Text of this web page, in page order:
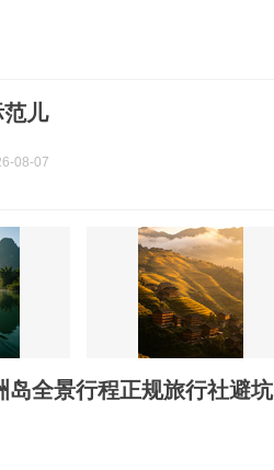
范儿
08-07
岛全景行程正规旅行社避坑